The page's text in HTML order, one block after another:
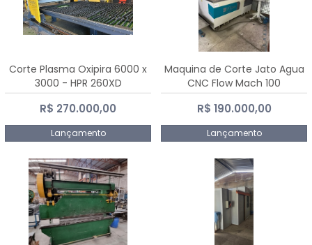
Corte Plasma Oxipira 6000 x
3000 - HPR 260XD
R$ 270.000,00
Lançamento
Maquina de Corte Jato Agua
CNC Flow Mach 100
R$ 190.000,00
Lançamento